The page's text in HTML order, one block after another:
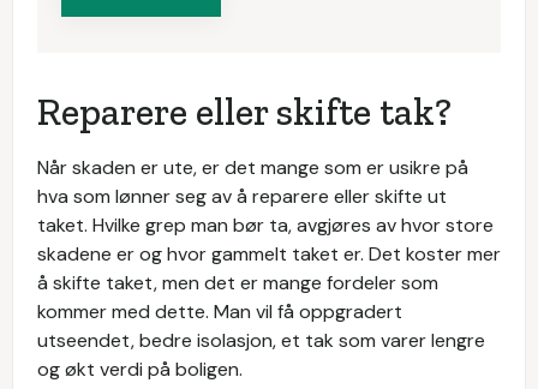
Reparere eller skifte tak?
Når skaden er ute, er det mange som er usikre på
hva som lønner seg av å reparere eller skifte ut
taket. Hvilke grep man bør ta, avgjøres av hvor store
skadene er og hvor gammelt taket er. Det koster mer
å skifte taket, men det er mange fordeler som
kommer med dette. Man vil få oppgradert
utseendet, bedre isolasjon, et tak som varer lengre
og økt verdi på boligen.